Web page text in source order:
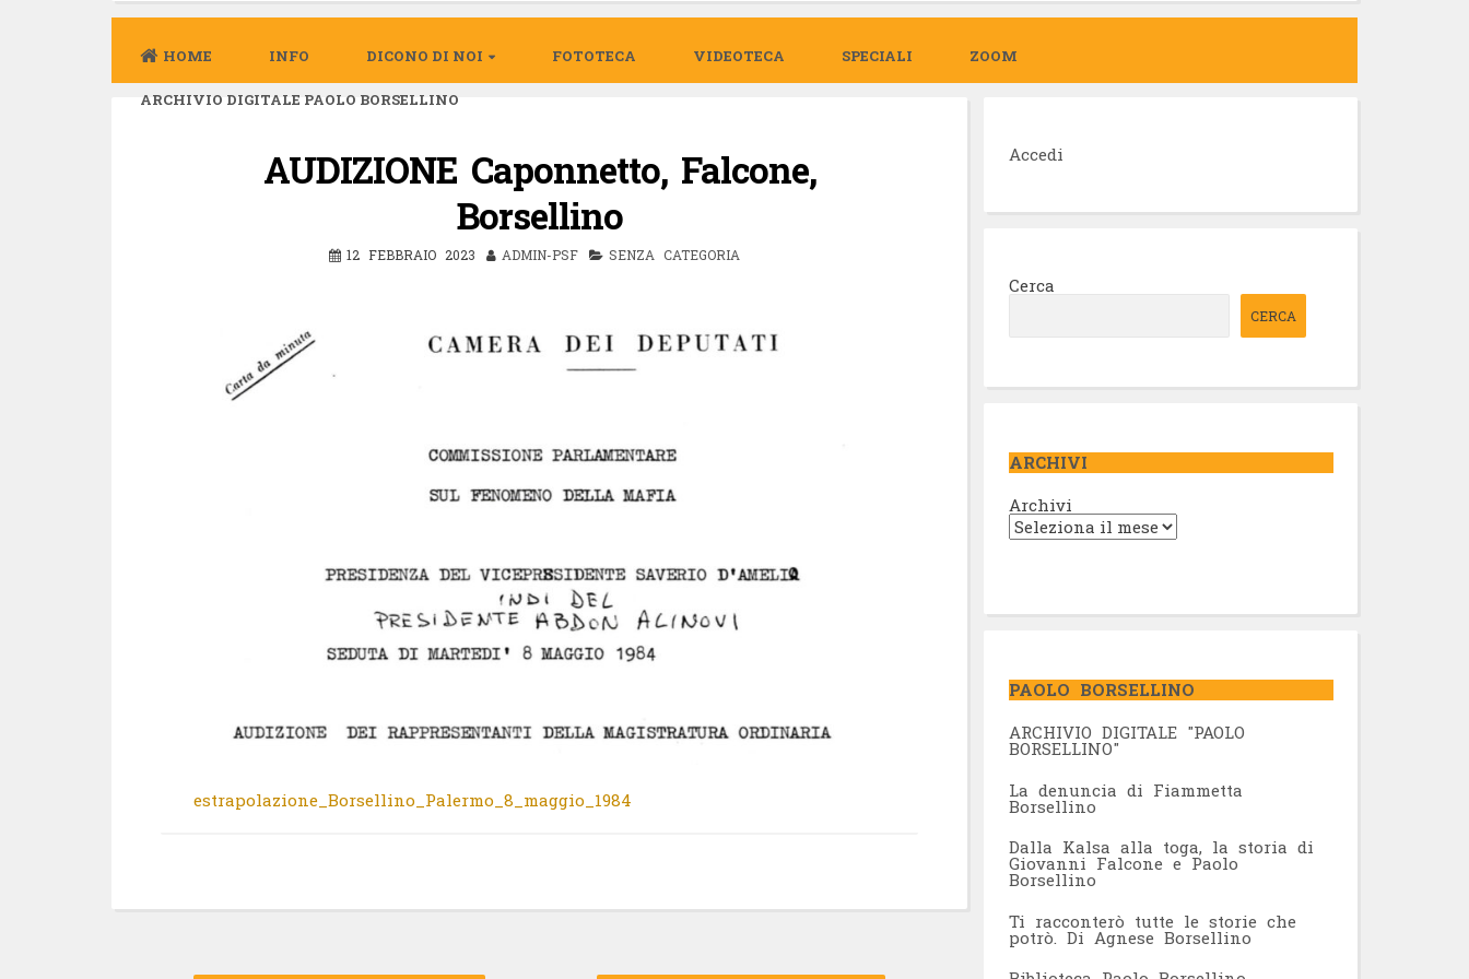
HOME INFO DICONO DI NOI FOTOTECA VIDEOTECA SPECIALI ZOOM
ARCHIVIO DIGITALE PAOLO BORSELLINO
AUDIZIONE Caponnetto, Falcone,
Borsellino
12 FEBBRAIO 2023 ADMIN-PSF SENZA CATEGORIA
estrapolazione_Borsellino_Palermo_8_maggio_1984
Accedi
Cerca
CERCA
ARCHIVI
Archivi
PAOLO BORSELLINO
ARCHIVIO DIGITALE "PAOLO
BORSELLINO"
La denuncia di Fiammetta
Borsellino
Dalla Kalsa alla toga, la storia di
Giovanni Falcone e Paolo
Borsellino
Ti racconterò tutte le storie che
potrò. Di Agnese Borsellino